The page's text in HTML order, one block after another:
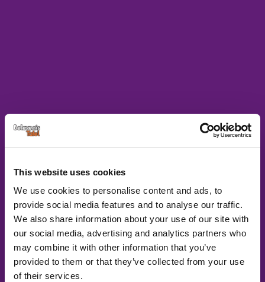
This website uses cookies
We use cookies to personalise content and ads, to
provide social media features and to analyse our traffic.
We also share information about your use of our site with
our social media, advertising and analytics partners who
may combine it with other information that you’ve
provided to them or that they’ve collected from your use
of their services.